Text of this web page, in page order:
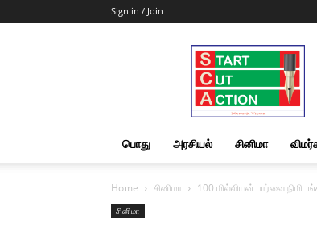
Sign in / Join
Start
Cut
Action
|
News
&
பொது அரசியல் சினிமா
Home சினிமா 100 மில்லியன் பார்வை
சினிமா